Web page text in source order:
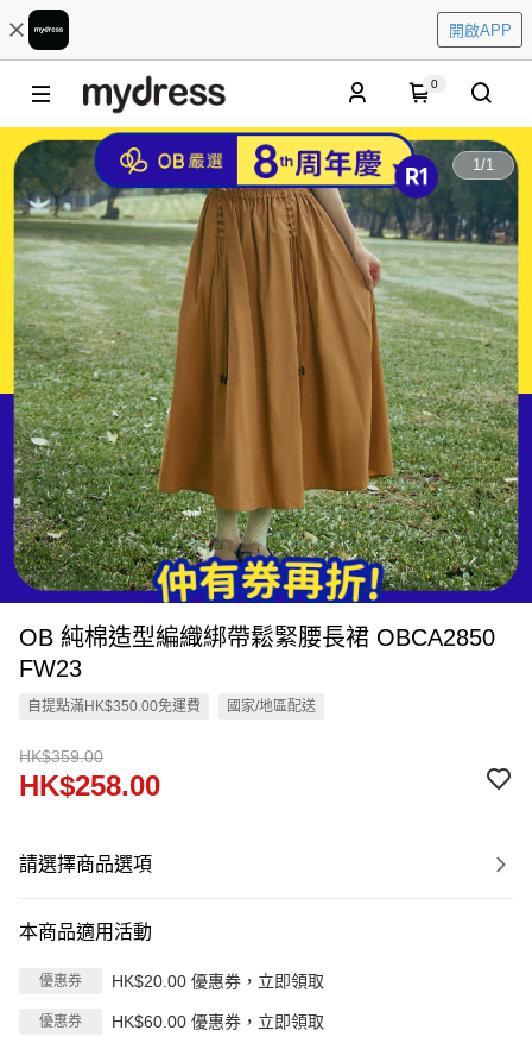
開啟APP
0
1/1
OB 純棉造型編織綁帶鬆緊腰長裙 OBCA2850
FW23
自提點滿HK$350.00免運費 國家/地區配送
HK$359.00
HK$258.00
請選擇商品選項
本商品適用活動
優惠券 HK$20.00 優惠券，立即領取
優惠券 HK$60.00 優惠券，立即領取